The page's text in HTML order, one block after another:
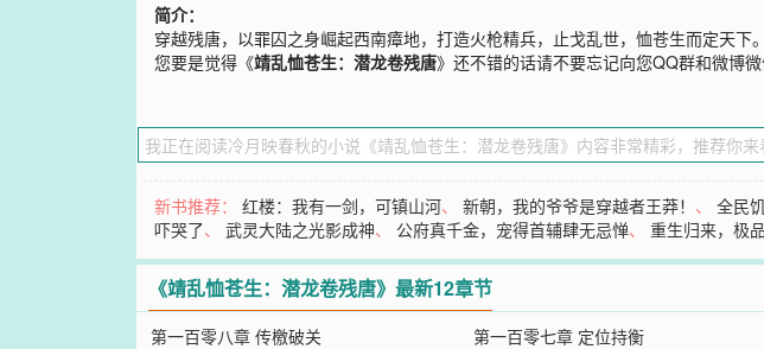
简介：
穿越残唐，以罪囚之身崛起西南瘴地，打造火枪精兵，止戈乱世，恤苍生而定天下。
您要是觉得《靖乱恤苍生：潜龙卷残唐》还不错的话请不要忘记向您QQ群和微博微
新书推荐：红楼：我有一剑，可镇山河、新朝，我的爷爷是穿越者王莽！ 、全民
吓哭了、武灵大陆之光影成神、 公府真千金，宠得首辅肆无忌惮、重生归来，极
《靖乱恤苍生：潜龙卷残唐》最新12章节
第一百零八章 传檄破关 第一百零七章 定位持衡